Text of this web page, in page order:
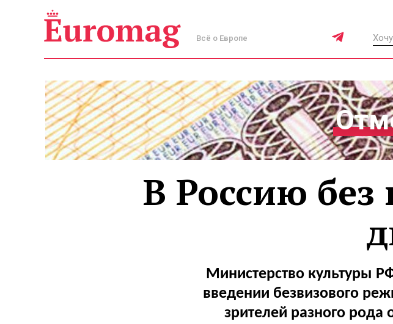
Всё о Европе
В Россию без
Министерство культуры
введении безвизового
зрителей разного